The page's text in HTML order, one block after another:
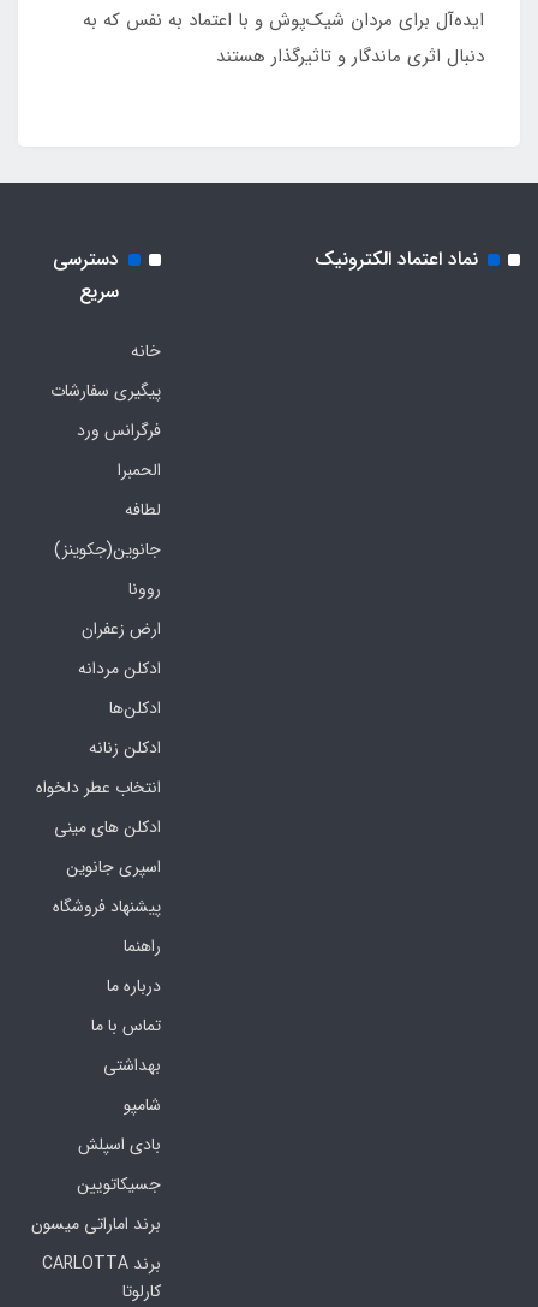
ایده‌آل برای مردان شیک‌پوش و با اعتماد به نفس که به
دنبال اثری ماندگار و تاثیرگذار هستند
نماد اعتماد الکترونیک
دسترسی
سریع
خانه
پیگیری سفارشات
فرگرانس ورد
الحمبرا
لطافه
جانوین(جکوینز)
روونا
ارض زعفران
ادکلن مردانه
ادکلن‌ها
ادکلن زنانه
انتخاب عطر دلخواه
ادکلن های مینی
اسپری جانوین
پیشنهاد فروشگاه
راهنما
درباره ما
تماس با ما
بهداشتی
شامپو
بادی اسپلش
جسیکاتویین
برند اماراتی میسون
برند CARLOTTA
کارلوتا